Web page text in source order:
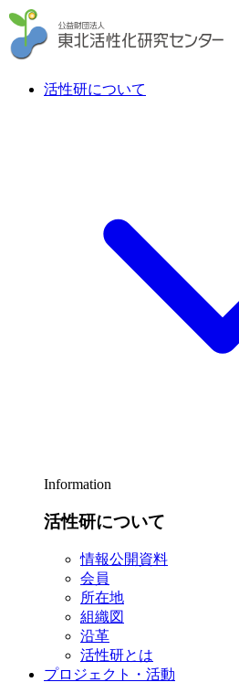
活性研について
Information
活性研について
情報公開資料
会員
所在地
組織図
沿革
活性研とは
プロジェクト・活動